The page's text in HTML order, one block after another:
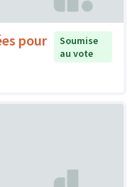
pour
Soumise
au vote